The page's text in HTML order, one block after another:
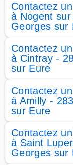
Contactez
à Nogent
Georges sur
Contactez
à Cintray -
sur Eure
Contactez
à Amilly -
sur Eure
Contactez
à Saint
Georges sur